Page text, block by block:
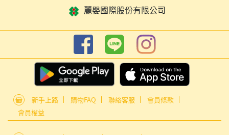
麗嬰國際股份有限公司
新手上路 購物FAQ 聯絡客服
會員條款
會員權益